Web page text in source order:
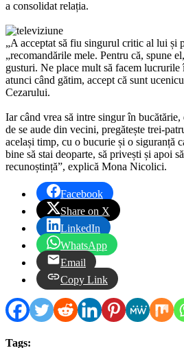
a consolidat relația.
„A acceptat să fiu singurul critic al lui și
„recomandările mele. Pentru că, spune
gusturi. Ne place mult să facem
atunci când gătim, accept că sunt
Cezarului.
Iar când vrea să intre singur în bucătărie,
de se aude din vecini, pregătește trei-
același timp, cu o bucurie și o siguranță
bine să stai deoparte, să privești și apoi
recunoștință”, explică Mona Nicolici.
Facebook
Share on X
LinkedIn
WhatsApp
Email
Copy Link
Tags: